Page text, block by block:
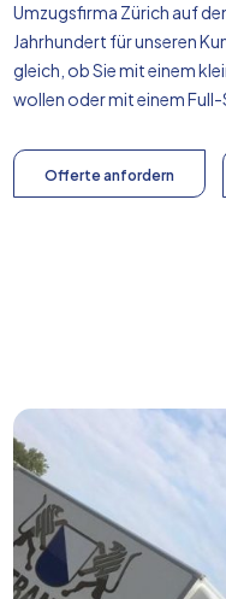
Umzugsfirma Zürich auf
Jahrhundert für unseren
gleich, ob Sie mit einem
wollen oder mit einem
Offerte anfordern